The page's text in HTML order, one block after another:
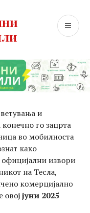
и
го зацрта
во мобилноста
како
извори
на Тесла,
комерцијално
овој јуни 2025